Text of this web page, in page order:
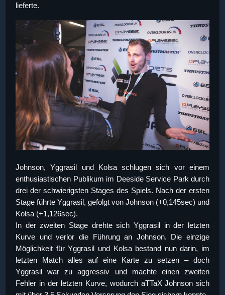
lieferte.
Johnson, Yggrasil und Kolsa schlugen sich vor einem
enthusiastischen Publikum im Deeside Service Park durch
drei der schwierigsten Stages des Spiels. Nach der ersten
Stage führte Yggrasil, gefolgt von Johnson (+0,145sec) und
Kolsa (+1,126sec).
In der zweiten Stage drehte sich Yggrasil in der letzten
Kurve und verlor die Führung an Johnson. Die einzige
Möglichkeit für Yggrasil und Kolsa bestand nun darin, im
letzten Match alles auf eine Karte zu setzen – doch
Yggrasil war zu aggressiv und machte einen zweiten
Fehler in der letzten Kurve, wodurch aTTaX Johnson sich